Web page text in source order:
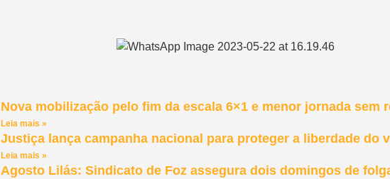
Nova mobilização pelo fim da escala 6×1 e menor jornada sem
Leia mais »
Justiça lança campanha nacional para proteger a liberdade do
Leia mais »
Agosto Lilás: Sindicato de Foz assegura dois domingos de